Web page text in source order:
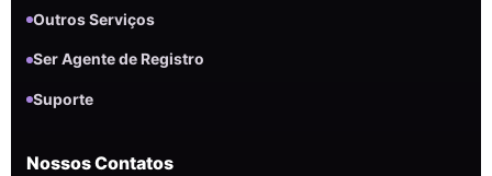
Outros Serviços
Ser Agente de Registro
Suporte
Nossos Contatos